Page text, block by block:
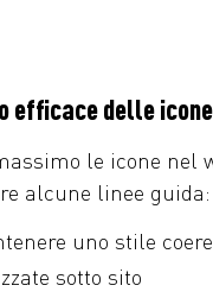
efficace delle icone
le icone nel
alcune linee guida:
uno stile
sotto sito